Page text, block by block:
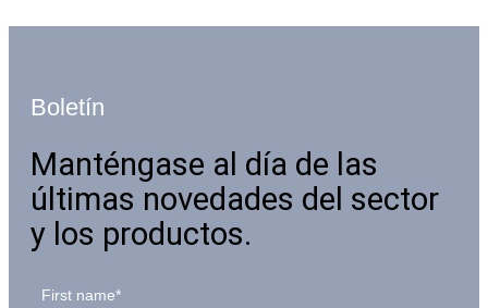
Boletín
Manténgase al día de las
últimas novedades del sector
y los productos.